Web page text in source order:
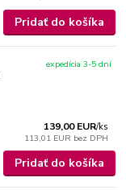
Pridať do košíka
139,00 EUR/ks
113,01 EUR bez DPH
expedícia 3-5 dní
Pridať do košíka